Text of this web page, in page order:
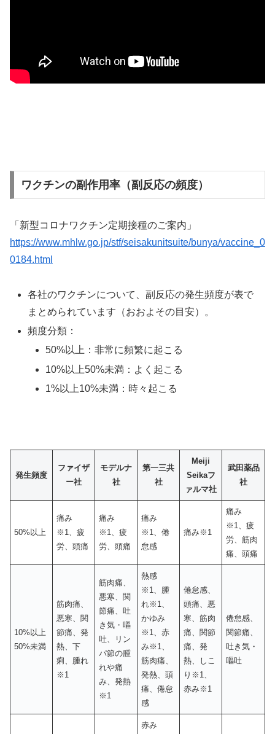
ワクチンの副作用率（副反応の頻度）
「新型コロナワクチン定期接種のご案内」
https://www.mhlw.go.jp/stf/seisakunitsuite/bunya/vaccine_0
0184.html
各社のワクチンについて、副反応の発生頻度が表で
まとめられています（おおよその目安）。
頻度分類：
50%以上：非常に頻繁に起こる
10%以上50%未満：よく起こる
1%以上10%未満：時々起こる
発生頻度
ファイザ
ー社
モデルナ
社
第一三共
社
Meiji
Seikaフ
ァルマ社
武田薬品
社
50%以上
痛み
※1、疲
労、頭痛
痛み
※1、疲
労、頭痛
痛み
※1、倦
怠感
痛み※1
痛み
※1、疲
労、筋肉
痛、頭痛
10%以上
50%未満
筋肉痛、
悪寒、関
節痛、発
熱、下
痢、腫れ
※1
筋肉痛、
悪寒、関
節痛、吐
き気・嘔
吐、リン
パ節の腫
れや痛
み、発熱
※1
熱感
※1、腫
れ※1、
かゆみ
※1、赤
み※1、
筋肉痛、
発熱、頭
痛、倦怠
感
倦怠感、
頭痛、悪
寒、筋肉
痛、関節
痛、発
熱、しこ
り※1、
赤み※1
倦怠感、
関節痛、
吐き気・
嘔吐
赤み